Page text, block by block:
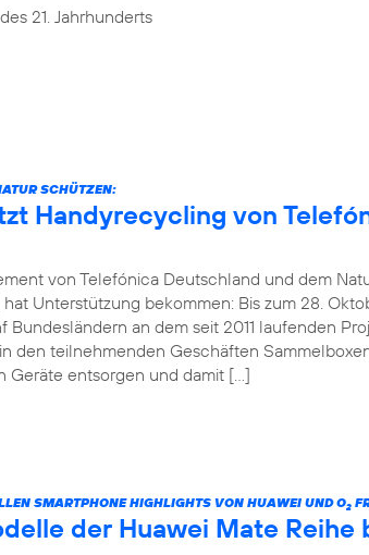
21. Jahrhunderts
SCHÜTZEN:
Handyrecycling von
von Telefónica Deutschland und dem
hat Unterstützung bekommen: Bis zum 28.
Bundesländern an dem seit 2011 laufenden
den teilnehmenden Geschäften
Geräte entsorgen und damit […]
SMARTPHONE HIGHLIGHTS VON HUAWEI UND O2
der Huawei Mate Reihe